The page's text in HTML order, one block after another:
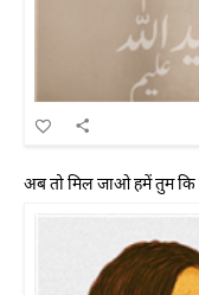
अब तो मिल जाओ हमें तुम कि